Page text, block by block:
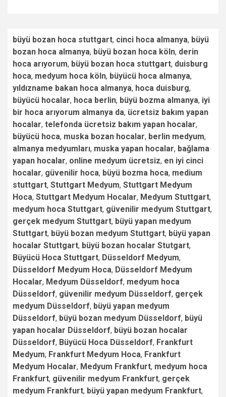
büyü bozan hoca stuttgart, cinci hoca almanya, büyü
bozan hoca almanya, büyü bozan hoca köln, derin
hoca arıyorum, büyü bozan hoca stuttgart, duisburg
hoca, medyum hoca köln, büyücü hoca almanya,
yıldızname bakan hoca almanya, hoca duisburg,
büyücü hocalar, hoca berlin, büyü bozma almanya, iyi
bir hoca arıyorum almanya da, ücretsiz bakım yapan
hocalar, telefonda ücretsiz bakım yapan hocalar,
büyücü hoca, muska bozan hocalar, berlin medyum,
almanya medyumları, muska yapan hocalar, bağlama
yapan hocalar, online medyum ücretsiz, en iyi cinci
hocalar, güvenilir hoca, büyü bozma hoca, medium
stuttgart, Stuttgart Medyum, Stuttgart Medyum
Hoca, Stuttgart Medyum Hocalar, Medyum Stuttgart,
medyum hoca Stuttgart, güvenilir medyum Stuttgart,
gerçek medyum Stuttgart, büyü yapan medyum
Stuttgart, büyü bozan medyum Stuttgart, büyü yapan
hocalar Stuttgart, büyü bozan hocalar Stutgart,
Büyücü Hoca Stuttgart, Düsseldorf Medyum,
Düsseldorf Medyum Hoca, Düsseldorf Medyum
Hocalar, Medyum Düsseldorf, medyum hoca
Düsseldorf, güvenilir medyum Düsseldorf, gerçek
medyum Düsseldorf, büyü yapan medyum
Düsseldorf, büyü bozan medyum Düsseldorf, büyü
yapan hocalar Düsseldorf, büyü bozan hocalar
Düsseldorf, Büyücü Hoca Düsseldorf, Frankfurt
Medyum, Frankfurt Medyum Hoca, Frankfurt
Medyum Hocalar, Medyum Frankfurt, medyum hoca
Frankfurt, güvenilir medyum Frankfurt, gerçek
medyum Frankfurt, büyü yapan medyum Frankfurt,